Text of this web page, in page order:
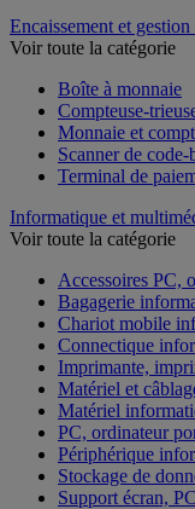
Encaissement et
Voir toute la catégorie
Boîte à monnaie
Compteuse-
Monnaie et
Scanner de code-
Terminal de
Informatique et
Voir toute la catégorie
Accessoires PC,
Bagagerie
Chariot mobile
Connectique
Imprimante,
Matériel et
Matériel
PC, ordinateur
Périphérique
Stockage de
Support écran,